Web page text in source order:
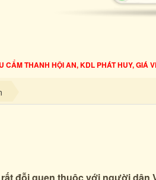
THANH HỘI AN, KDL PHÁT HUY, GIÁ